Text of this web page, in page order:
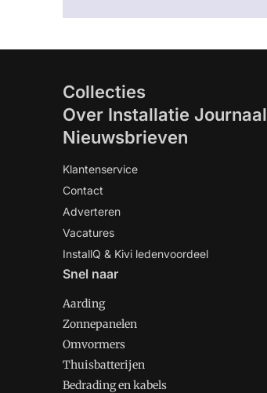
Collecties
Over Installatie Journaal
Nieuwsbrieven
Klantenservice
Contact
Adverteren
Vacatures
InstallQ & Kivi ledenvoordeel
Snel naar
Aarding
Zonnepanelen
Omvormers
Thuisbatterijen
Bedrading en kabels